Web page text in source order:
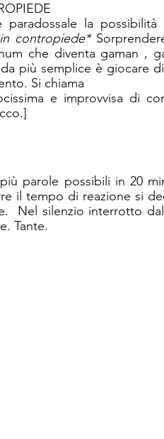
paradossale la
contropiede*
che diventa gaman ,
più semplice è giocare
Si chiama
e improvvisa di
parole possibili in 20
il tempo di reazione si
Nel silenzio interrotto
Tante.